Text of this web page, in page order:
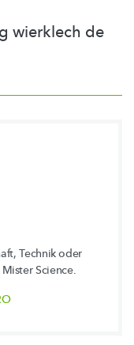
wierklech de
Technik oder
Science.